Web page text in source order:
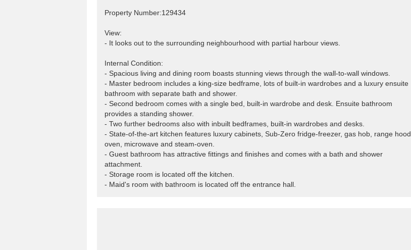
Property Number:129434
View:
- It looks out to the surrounding neighbourhood with partial harbour views.
Internal Condition:
- Spacious living and dining room boasts stunning views through the wall-to-wall windows.
- Master bedroom includes a king-size bedframe, lots of built-in wardrobes and a luxury ensuite
bathroom with separate bath and shower.
- Second bedroom comes with a single bed, built-in wardrobe and desk. Ensuite bathroom
provides a standing shower.
- Two further bedrooms also with inbuilt bedframes, built-in wardrobes and desks.
- State-of-the-art kitchen features luxury cabinets, Sub-Zero fridge-freezer, gas hob, range hood,
oven, microwave and steam-oven.
- Guest bathroom has attractive fittings and finishes and comes with a bath and shower
attachment.
- Storage room is located off the kitchen.
- Maid's room with bathroom is located off the entrance hall.